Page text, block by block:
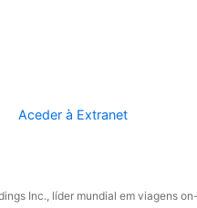
Aceder à Extranet
Inc., líder mundial em viagens